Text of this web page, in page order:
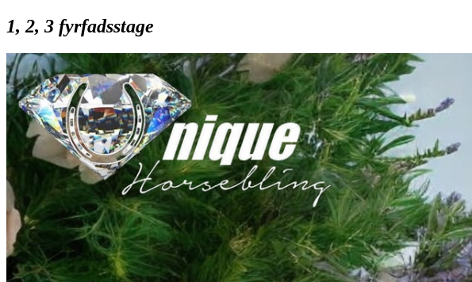
1, 2, 3 fyrfadsstage